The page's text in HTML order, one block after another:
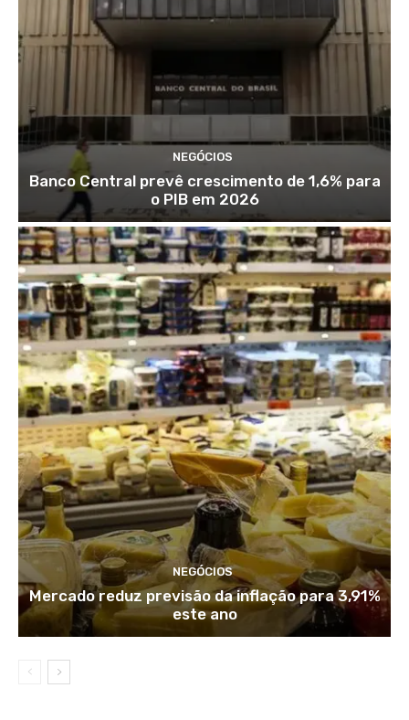
NEGÓCIOS
Banco Central prevê crescimento de 1,6% para
o PIB em 2026
NEGÓCIOS
Mercado reduz previsão da inflação para 3,91%
este ano